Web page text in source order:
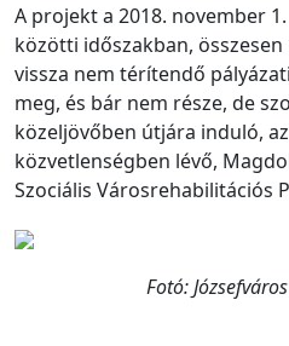
A projekt a 2018. november
közötti időszakban, összesen
vissza nem térítendő
meg, és bár nem része, de
közeljövőben útjára induló,
közvetlenségben lévő,
Szociális Városrehabilitációs
Fotó: